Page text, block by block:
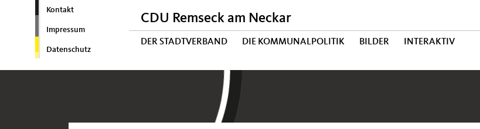
Kontakt
Impressum
Datenschutz
CDU Remseck am Neckar
DER STADTVERBAND DIE KOMMUNALPOLITIK BILDER INTERAKTIV